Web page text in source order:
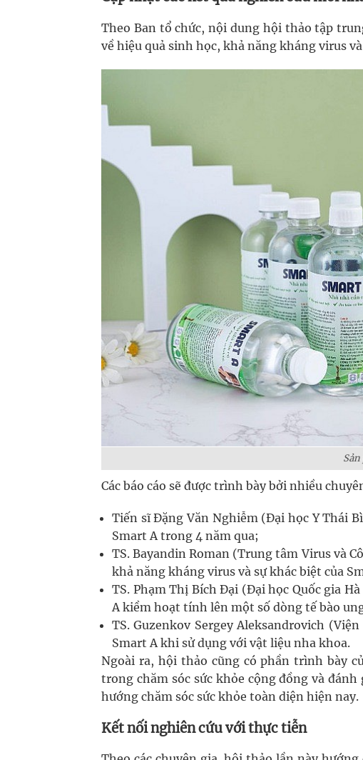
Theo Ban tổ chức, nội dung hội thảo tập
về hiệu quả sinh học, khả năng kháng virus
Các báo cáo sẽ được trình bày bởi nhiều
Tiến sĩ Đặng Văn Nghiễm (Đại học Y Thái
Smart A trong 4 năm qua;
TS. Bayandin Roman (Trung tâm Virus và
khả năng kháng virus và sự khác biệt của
TS. Phạm Thị Bích Đại (Đại học Quốc gia
A kiềm hoạt tính lên một số dòng tế bào
TS. Guzenkov Sergey Aleksandrovich
Smart A khi sử dụng với vật liệu nha khoa.
Ngoài ra, hội thảo cũng có phần trình bày
trong chăm sóc sức khỏe cộng đồng và
hướng chăm sóc sức khỏe toàn diện hiện nay.
Kết nối nghiên cứu với thực tiễn